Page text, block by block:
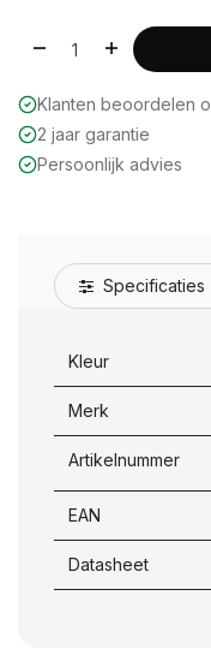
Klanten beoordelen
2 jaar garantie
Persoonlijk advies
Specificaties
Kleur
Merk
Artikelnummer
EAN
Datasheet